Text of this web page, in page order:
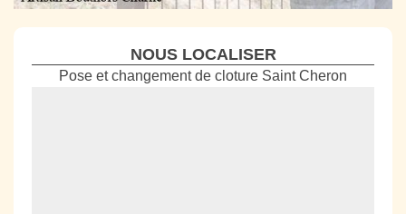
NOUS LOCALISER
Pose et changement de cloture Saint Cheron